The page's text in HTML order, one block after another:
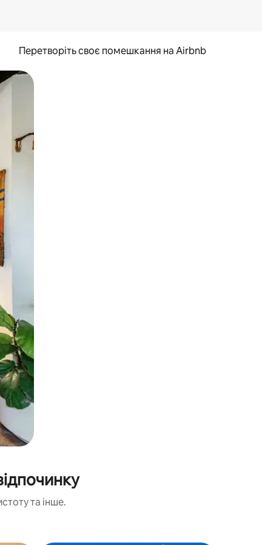
Перетворіть своє помешкання на Airbnb
та гортання.
та інше.